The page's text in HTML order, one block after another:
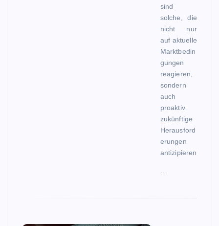
sind
solche, die
nicht nur
auf aktuelle
Marktbedin
gungen
reagieren,
sondern
auch
proaktiv
zukünftige
Herausford
erungen
antizipieren
…